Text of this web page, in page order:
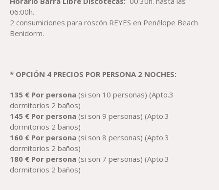
06:00h.
2 consumiciones para roscón REYES en Penélope Beach
Benidorm.
* OPCIÓN 4 PRECIOS POR PERSONA 2 NOCHES:
135 € Por persona (si son 10 personas) (Apto.3
dormitorios 2 baños)
145 € Por persona (si son 9 personas) (Apto.3
dormitorios 2 baños)
160 € Por persona (si son 8 personas) (Apto.3
dormitorios 2 baños)
180 € Por persona (si son 7 personas) (Apto.3
dormitorios 2 baños)